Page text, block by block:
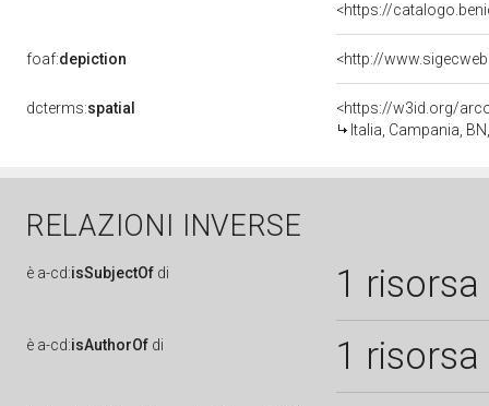
<https://
foaf:depiction
dcterms:spatial
<https://w3id.org/
Italia, Campania,
RELAZIONI INVERSE
è a-cd:isSubjectOf di 1 risorsa
è a-cd:isAuthorOf di 1 risorsa